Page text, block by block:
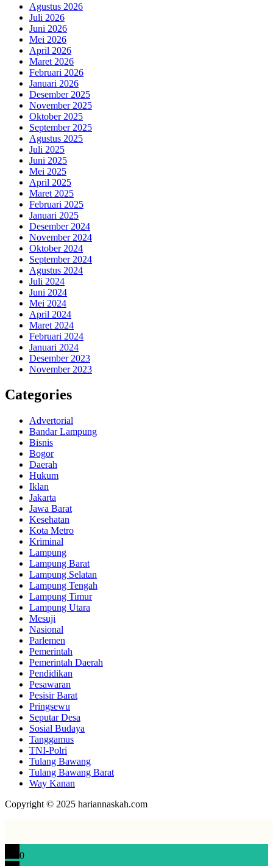
Agustus 2026
Juli 2026
Juni 2026
Mei 2026
April 2026
Maret 2026
Februari 2026
Januari 2026
Desember 2025
November 2025
Oktober 2025
September 2025
Agustus 2025
Juli 2025
Juni 2025
Mei 2025
April 2025
Maret 2025
Februari 2025
Januari 2025
Desember 2024
November 2024
Oktober 2024
September 2024
Agustus 2024
Juli 2024
Juni 2024
Mei 2024
April 2024
Maret 2024
Februari 2024
Januari 2024
Desember 2023
November 2023
Categories
Advertorial
Bandar Lampung
Bisnis
Bogor
Daerah
Hukum
Iklan
Jakarta
Jawa Barat
Kesehatan
Kota Metro
Kriminal
Lampung
Lampung Barat
Lampung Selatan
Lampung Tengah
Lampung Timur
Lampung Utara
Mesuji
Nasional
Parlemen
Pemerintah
Pemerintah Daerah
Pendidikan
Pesawaran
Pesisir Barat
Pringsewu
Seputar Desa
Sosial Budaya
Tanggamus
TNI-Polri
Tulang Bawang
Tulang Bawang Barat
Way Kanan
Copyright © 2025 hariannaskah.com
0